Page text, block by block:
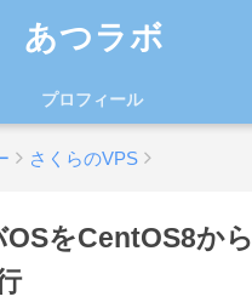
あつラボ
プロフィール
さくらのVPS
をCentOS8から